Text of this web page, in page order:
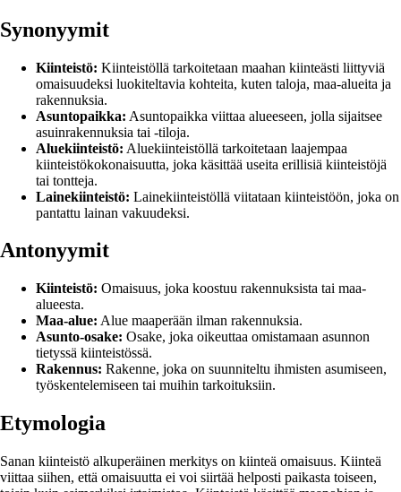
Synonyymit
Kiinteistö: Kiinteistöllä tarkoitetaan maahan kiinteästi liittyviä
omaisuudeksi luokiteltavia kohteita, kuten taloja, maa-alueita ja
rakennuksia.
Asuntopaikka: Asuntopaikka viittaa alueeseen, jolla sijaitsee
asuinrakennuksia tai -tiloja.
Aluekiinteistö: Aluekiinteistöllä tarkoitetaan laajempaa
kiinteistökokonaisuutta, joka käsittää useita erillisiä kiinteistöjä
tai tontteja.
Lainekiinteistö: Lainekiinteistöllä viitataan kiinteistöön, joka on
pantattu lainan vakuudeksi.
Antonyymit
Kiinteistö: Omaisuus, joka koostuu rakennuksista tai maa-
alueesta.
Maa-alue: Alue maaperään ilman rakennuksia.
Asunto-osake: Osake, joka oikeuttaa omistamaan asunnon
tietyssä kiinteistössä.
Rakennus: Rakenne, joka on suunniteltu ihmisten asumiseen,
työskentelemiseen tai muihin tarkoituksiin.
Etymologia
Sanan kiinteistö alkuperäinen merkitys on kiinteä omaisuus. Kiinteä
viittaa siihen, että omaisuutta ei voi siirtää helposti paikasta toiseen,